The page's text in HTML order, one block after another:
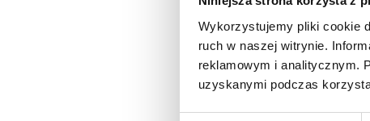
Wykorzystujemy pliki cookie
ruch w naszej witrynie.
reklamowym i analitycznym.
uzyskanymi podczas